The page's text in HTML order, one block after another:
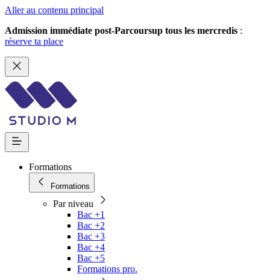
Aller au contenu principal
Admission immédiate post-Parcoursup tous les mercredis :
réserve ta place
Formations
Formations
Par niveau
Bac +1
Bac +2
Bac +3
Bac +4
Bac +5
Formations pro.